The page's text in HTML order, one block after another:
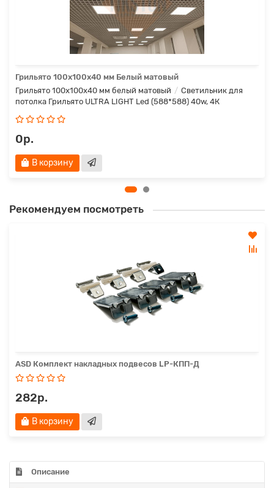
Грильято 100x100x40 мм Белый матовый
Грильято 100x100x40 мм белый матовый
Светильник для
потолка Грильято ULTRA LIGHT Led (588*588) 40w, 4К
0р.
В корзину
Рекомендуем посмотреть
ASD Комплект накладных подвесов LP-КПП-Д
282р.
В корзину
Описание